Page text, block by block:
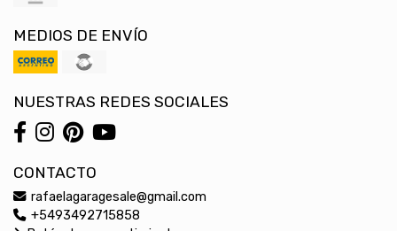
MEDIOS DE ENVÍO
NUESTRAS REDES SOCIALES
CONTACTO
rafaelagaragesale@gmail.com
+5493492715858